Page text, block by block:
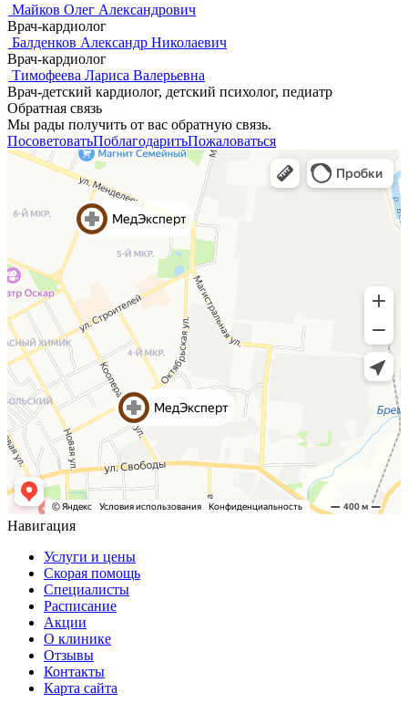
Майков Олег Александрович
Врач-кардиолог
Балденков Александр Николаевич
Врач-кардиолог
Тимофеева Лариса Валерьевна
Врач-детский кардиолог, детский психолог, педиатр
Обратная связь
Мы рады получить от вас обратную связь.
ПосоветоватьПоблагодаритьПожаловаться
Навигация
Услуги и цены
Скорая помощь
Специалисты
Расписание
Акции
О клинике
Отзывы
Контакты
Карта сайта